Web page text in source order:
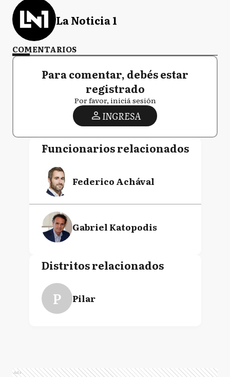
La Noticia 1
COMENTARIOS
Para comentar, debés estar
registrado
Por favor, iniciá sesión
INGRESA
Funcionarios relacionados
Federico Achával
Gabriel Katopodis
Distritos relacionados
P Pilar
Ads